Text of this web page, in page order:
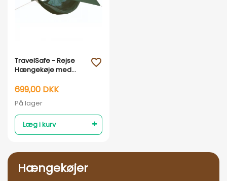
Vis her
TravelSafe - Rejse
Hængekøje med
699,00 DKK
På lager
Læg i kurv
favorite_outline
Hængekøjer